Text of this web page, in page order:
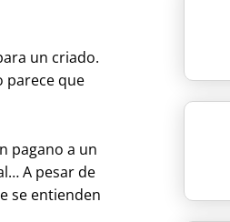
un criado.
parece que
pagano a un
A pesar de
se entienden